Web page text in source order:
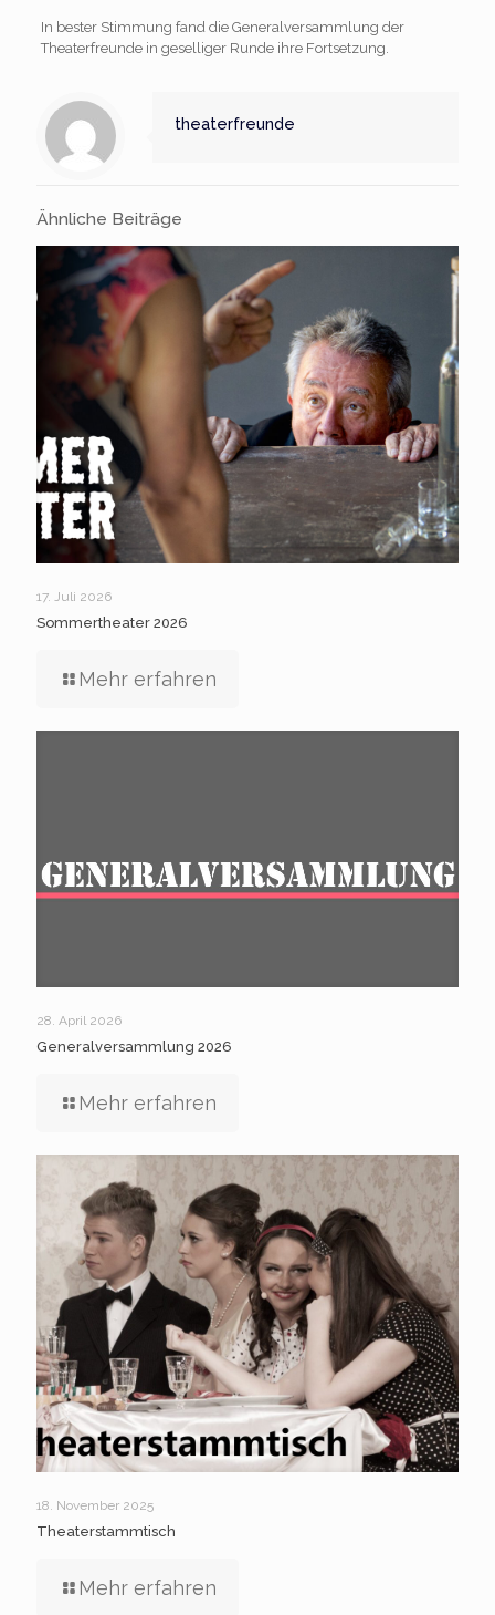
In bester Stimmung fand die Generalversammlung der
Theaterfreunde in geselliger Runde ihre Fortsetzung.
theaterfreunde
Ähnliche Beiträge
17. Juli 2026
Sommertheater 2026
Mehr erfahren
28. April 2026
Generalversammlung 2026
Mehr erfahren
18. November 2025
Theaterstammtisch
Mehr erfahren